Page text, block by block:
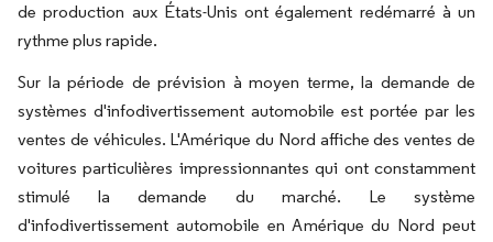
de production aux États-Unis ont également redémarré à un
rythme plus rapide.
Sur la période de prévision à moyen terme, la demande de
systèmes d'infodivertissement automobile est portée par les
ventes de véhicules. L'Amérique du Nord affiche des ventes de
voitures particulières impressionnantes qui ont constamment
stimulé la demande du marché. Le système
d'infodivertissement automobile en Amérique du Nord peut